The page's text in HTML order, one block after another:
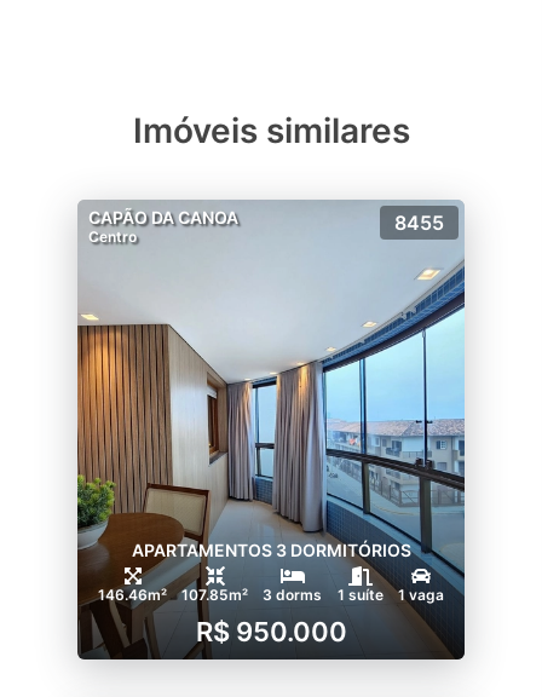
Imóveis similares
CAPÃO DA CANOA
Centro
8455
APARTAMENTOS 3 DORMITÓRIOS
146.46m² 107.85m² 3 dorms 1 suíte 1 vaga
R$ 950.000